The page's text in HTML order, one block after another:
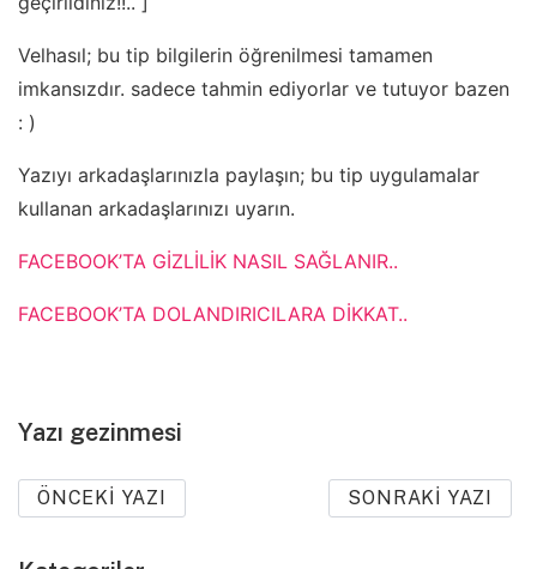
Velhasıl; bu tip bilgilerin öğrenilmesi tamamen
imkansızdır. sadece tahmin ediyorlar ve tutuyor bazen
: )
Yazıyı arkadaşlarınızla paylaşın; bu tip uygulamalar
kullanan arkadaşlarınızı uyarın.
FACEBOOK’TA GİZLİLİK NASIL SAĞLANIR..
FACEBOOK’TA DOLANDIRICILARA DİKKAT..
Yazı gezinmesi
ÖNCEKI YAZI SONRAKI YAZI